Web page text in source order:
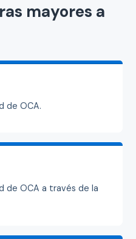
mayores a
de OCA.
de OCA a través de la